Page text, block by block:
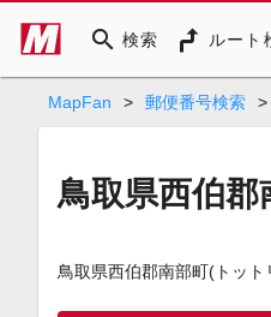
search 検索 ルート
MapFan > 郵便番号検索 >
鳥取県西伯
鳥取県西伯郡南部町(トット